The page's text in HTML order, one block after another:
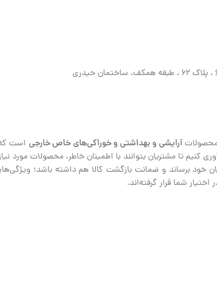
محصولاتآرایشی و بهداشتی و خوراکی‌های خاص خارجی است که
کنیم تا مشتریان بتوانند با اطمینان خاطر، محصولات
برساند و ضمانت بازگشت کالا هم داشته باشد؛
شما قرار گرفته‌اند.